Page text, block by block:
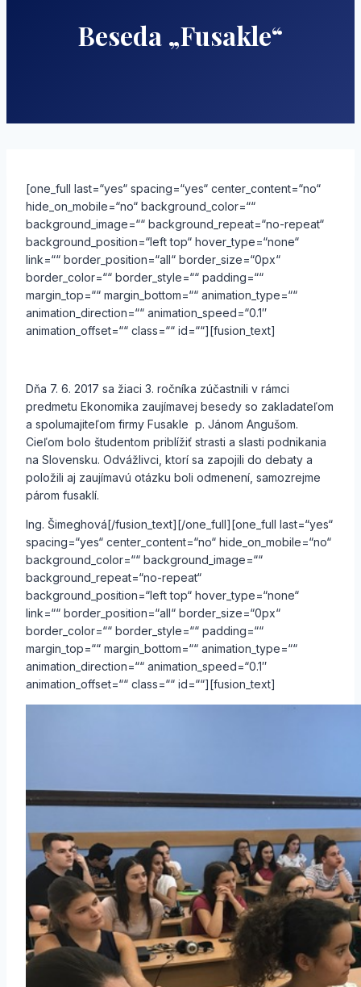
Beseda „Fusakle“
[one_full last=“yes“ spacing=“yes“ center_content=“no“
hide_on_mobile=“no“ background_color=““
background_image=““ background_repeat=“no-repeat“
background_position=“left top“ hover_type=“none“
link=““ border_position=“all“ border_size=“0px“
border_color=““ border_style=““ padding=““
margin_top=““ margin_bottom=““ animation_type=““
animation_direction=““ animation_speed=“0.1″
animation_offset=““ class=““ id=““][fusion_text]
Dňa 7. 6. 2017 sa žiaci 3. ročníka zúčastnili v rámci
predmetu Ekonomika zaujímavej besedy so zakladateľom
a spolumajiteľom firmy Fusakle p. Jánom Angušom.
Cieľom bolo študentom priblížiť strasti a slasti podnikania
na Slovensku. Odvážlivci, ktorí sa zapojili do debaty a
položili aj zaujímavú otázku boli odmenení, samozrejme
párom fusaklí.
Ing. Šimeghová[/fusion_text][/one_full][one_full last=“yes“
spacing=“yes“ center_content=“no“ hide_on_mobile=“no“
background_color=““ background_image=““
background_repeat=“no-repeat“
background_position=“left top“ hover_type=“none“
link=““ border_position=“all“ border_size=“0px“
border_color=““ border_style=““ padding=““
margin_top=““ margin_bottom=““ animation_type=““
animation_direction=““ animation_speed=“0.1″
animation_offset=““ class=““ id=““][fusion_text]